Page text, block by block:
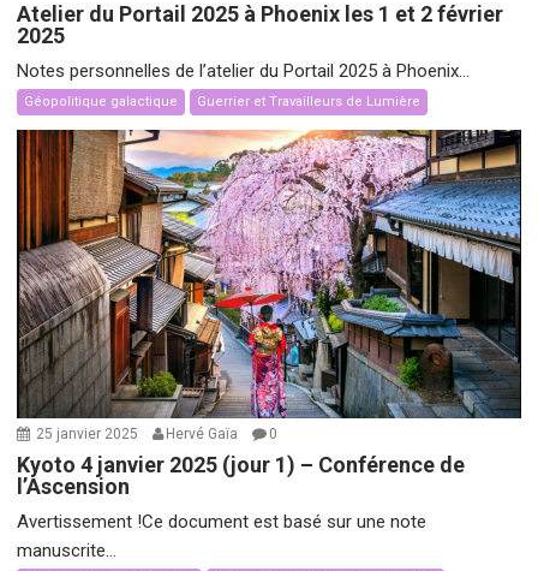
Atelier du Portail 2025 à Phoenix les 1 et 2 février
2025
Notes personnelles de l’atelier du Portail 2025 à Phoenix...
Géopolitique galactique Guerrier et Travailleurs de Lumière
25 janvier 2025 Hervé Gaïa 0
Kyoto 4 janvier 2025 (jour 1) – Conférence de
l’Ascension
Avertissement !Ce document est basé sur une note
manuscrite...